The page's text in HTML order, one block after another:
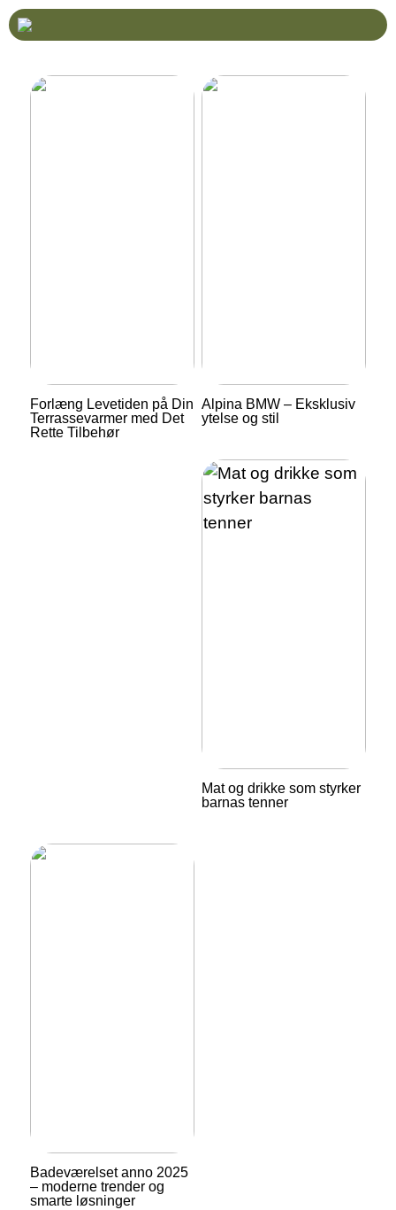
Forlæng Levetiden på Din
Terrassevarmer med Det
Rette Tilbehør
Alpina BMW – Eksklusiv
ytelse og stil
Mat og drikke som styrker
barnas tenner
Badeværelset anno 2025
– moderne trender og
smarte løsninger